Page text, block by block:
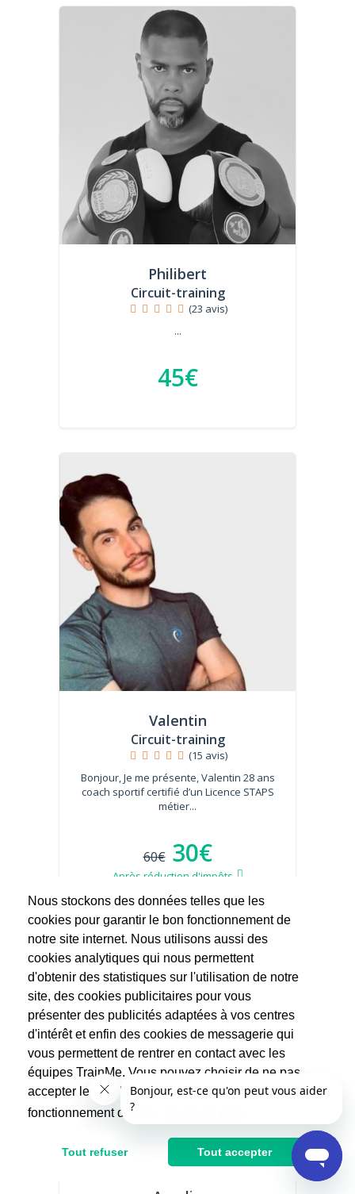
Philibert
Circuit-training
(23 avis)
...
45€
Valentin
Circuit-training
(15 avis)
Bonjour, Je me présente, Valentin 28 ans
coach sportif certifié d’un Licence STAPS
métier...
60€ 30€
Après réduction d'impôts
Nous stockons des données telles que les
cookies pour garantir le bon fonctionnement de
notre site internet. Nous utilisons aussi des
cookies analytiques qui nous permettent
d'obtenir des statistiques sur l'utilisation de notre
site, des cookies publicitaires pour vous
présenter des publicités adaptées à vos centres
d'intérêt et enfin des cookies de messagerie qui
vous permettent de rentrer en contact avec les
équipes TrainMe. Vous pouvez choisir de ne pas
accepter les cookies non indispensables au
fonctionnement du site.
Tout refuser Tout accepter